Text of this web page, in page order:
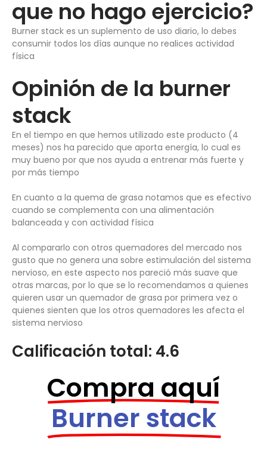
que no hago ejercicio?
Burner stack es un suplemento de uso diario, lo debes
consumir todos los días aunque no realices actividad
física
Opinión de la burner
stack
En el tiempo en que hemos utilizado este producto (4
meses) nos ha parecido que aporta energía, lo cual es
muy bueno por que nos ayuda a entrenar más fuerte y
por más tiempo
En cuanto a la quema de grasa notamos que es efectivo
cuando se complementa con una alimentación
balanceada y con actividad física
Al compararlo con otros quemadores del mercado nos
gusto que no genera una sobre estimulación del sistema
nervioso, en este aspecto nos pareció más suave que
otras marcas, por lo que se lo recomendamos a quienes
quieren usar un quemador de grasa por primera vez o
quienes sienten que los otros quemadores les afecta el
sistema nervioso
Calificación total: 4.6
Compra aquí
Burner stack